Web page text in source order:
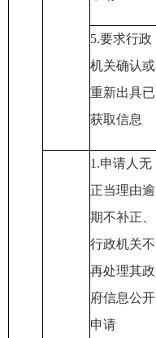
5.要求行政
机关确认或
重新出具已
获取信息
1.申请人无
正当理由逾
期不补正、
行政机关不
再处理其政
府信息公开
申请